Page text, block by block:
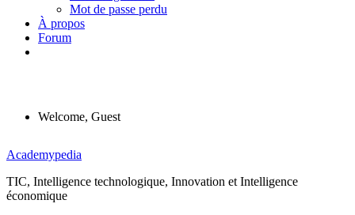
Mot de passe perdu
À propos
Forum
Welcome, Guest
Menu
Academypedia
TIC, Intelligence technologique, Innovation et Intelligence
économique